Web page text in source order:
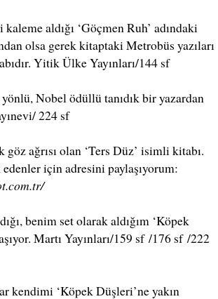
aldığı ‘Göçmen Ruh’ adındaki
olsa gerek kitaptaki Metrobüs yazıları
Yitik Ülke Yayınları/144 sf
Nobel ödüllü tanıdık bir yazardan
/ 224 sf
ağrısı olan ‘Ters Düz’ isimli kitabı.
için adresini paylaşıyorum:
benim set olarak aldığım ‘Köpek
Martı Yayınları/159 sf /176 sf /222
‘Köpek Düşleri’ne yakın